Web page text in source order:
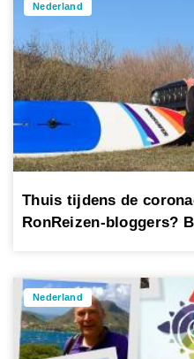
Nederland
Thuis tijdens de
RonReizen-bloggers?
Nederland